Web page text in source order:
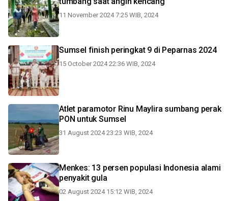
11 November 2024 7:25 WIB, 2024
Sumsel finish peringkat 9 di Peparnas 2024
15 October 2024 22:36 WIB, 2024
Atlet paramotor Rinu Maylira sumbang perak
PON untuk Sumsel
31 August 2024 23:23 WIB, 2024
Menkes: 13 persen populasi Indonesia alami
penyakit gula
02 August 2024 15:12 WIB, 2024